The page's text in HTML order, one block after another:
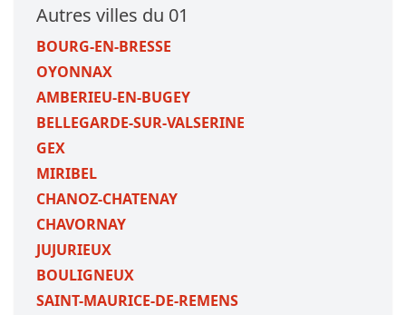
Autres villes du 01
BOURG-EN-BRESSE
OYONNAX
AMBERIEU-EN-BUGEY
BELLEGARDE-SUR-VALSERINE
GEX
MIRIBEL
CHANOZ-CHATENAY
CHAVORNAY
JUJURIEUX
BOULIGNEUX
SAINT-MAURICE-DE-REMENS